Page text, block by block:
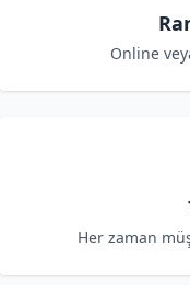
Online
Her zaman